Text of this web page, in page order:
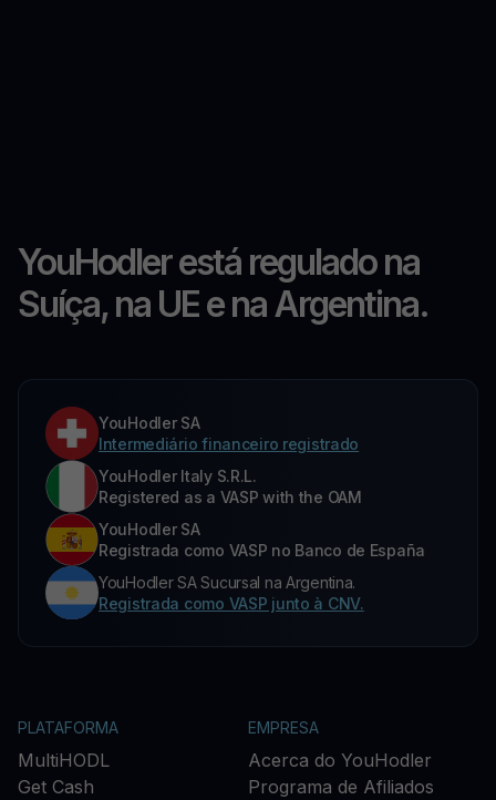
YouHodler está regulado na
Suíça, na UE e na Argentina.
YouHodler SA
Intermediário financeiro registrado
YouHodler Italy S.R.L.
Registered as a VASP with the OAM
YouHodler SA
Registrada como VASP no Banco de España
YouHodler SA Sucursal na Argentina.
Registrada como VASP junto à CNV.
PLATAFORMA
MultiHODL
Get Cash
EMPRESA
Acerca do YouHodler
Programa de Afiliados